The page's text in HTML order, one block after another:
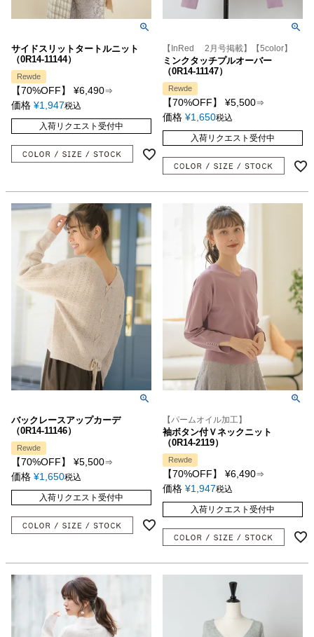
サイドスリットタートルニット
（0R14-11144）
Rewde
【70%OFF】 ¥6,490⇒
価格 ¥1,947税込
入荷リクエスト受付中
【InRed 2月号掲載】【5color】
ミンクタッチプルオーバー
（0R14-11147）
Rewde
【70%OFF】 ¥5,500⇒
価格 ¥1,650税込
入荷リクエスト受付中
バックレースアップカーデ
（0R14-11146）
Rewde
【70%OFF】 ¥5,500⇒
価格 ¥1,650税込
入荷リクエスト受付中
【パームオイル加工】
袖ボタン付Ｖネックニット
（0R14-2119）
Rewde
【70%OFF】 ¥6,490⇒
価格 ¥1,947税込
入荷リクエスト受付中